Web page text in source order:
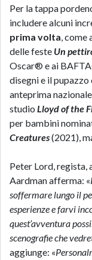
Per la tappa
includere alcuni
prima volta, come
delle feste Un
Oscar® e ai
disegni e il
anteprima
studio Lloyd of the
per bambini
Creatures(2021),
Peter Lord,
Aardman afferma: «
soffermare lungo il
esperienze e farvi
quest’avventura
scenografie che
aggiunge: «